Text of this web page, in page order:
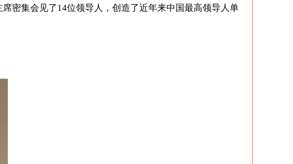
密集会见了14位领导人，创造了近年来中国最高领导人单